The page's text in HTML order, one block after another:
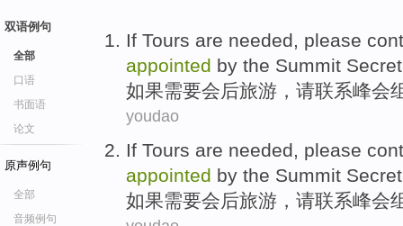
双语例句
全部
口语
书面语
论文
原声例句
全部
音频例句
If Tours are needed, please
appointed by the Summit
如果需要会后旅游 ， 请联系峰会
youdao
If Tours are needed, please
appointed by the Summit
如果需要会后旅游 ， 请联系峰会